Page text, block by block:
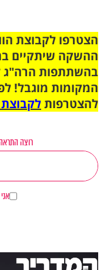
ההשקה שיתקיים
בהשתתפות הרה"ג
המקומות מוגבל!
להצטרפותלקבוצת
רוצה